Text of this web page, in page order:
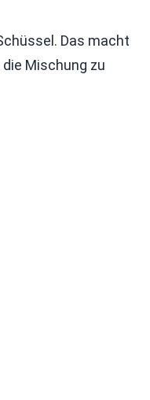
Das macht
Mischung zu